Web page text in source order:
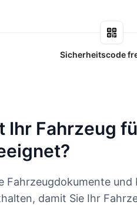
Sicherheitscode
Ihr Fahrzeug
Fahrzeugdokumente
damit Sie Ihr